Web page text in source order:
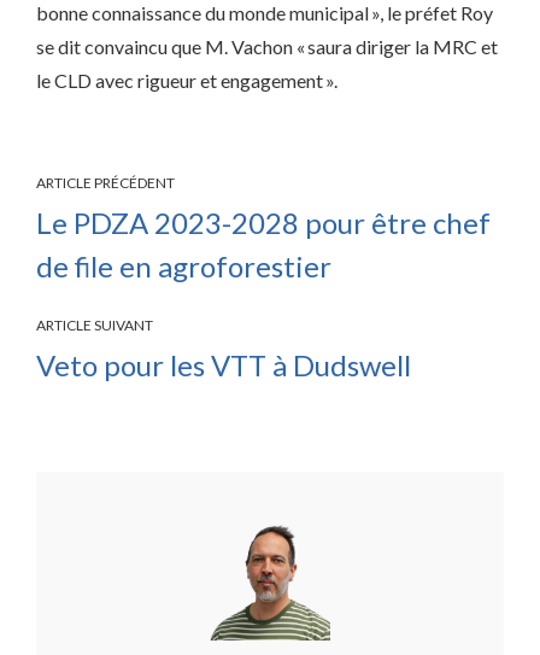
bonne connaissance du monde municipal », le préfet Roy
se dit convaincu que M. Vachon « saura diriger la MRC et
le CLD avec rigueur et engagement ».
ARTICLE PRÉCÉDENT
Le PDZA 2023-2028 pour être chef
de file en agroforestier
ARTICLE SUIVANT
Veto pour les VTT à Dudswell